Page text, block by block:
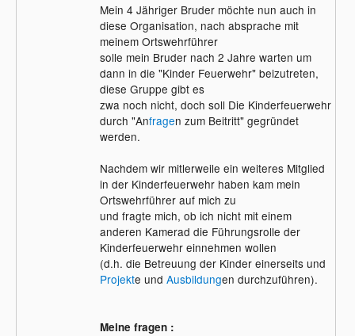
Mein 4 Jähriger Bruder möchte nun auch in
diese Organisation, nach absprache mit
meinem Ortswehrführer
solle mein Bruder nach 2 Jahre warten um
dann in die "Kinder Feuerwehr" beizutreten,
diese Gruppe gibt es
zwa noch nicht, doch soll Die Kinderfeuerwehr
durch "Anfragen zum Beitritt" gegründet
werden.
Nachdem wir mitlerweile ein weiteres Mitglied
in der Kinderfeuerwehr haben kam mein
Ortswehrführer auf mich zu
und fragte mich, ob ich nicht mit einem
anderen Kamerad die Führungsrolle der
Kinderfeuerwehr einnehmen wollen
(d.h. die Betreuung der Kinder einerseits und
Projekte und Ausbildungen durchzuführen).
Meine fragen :